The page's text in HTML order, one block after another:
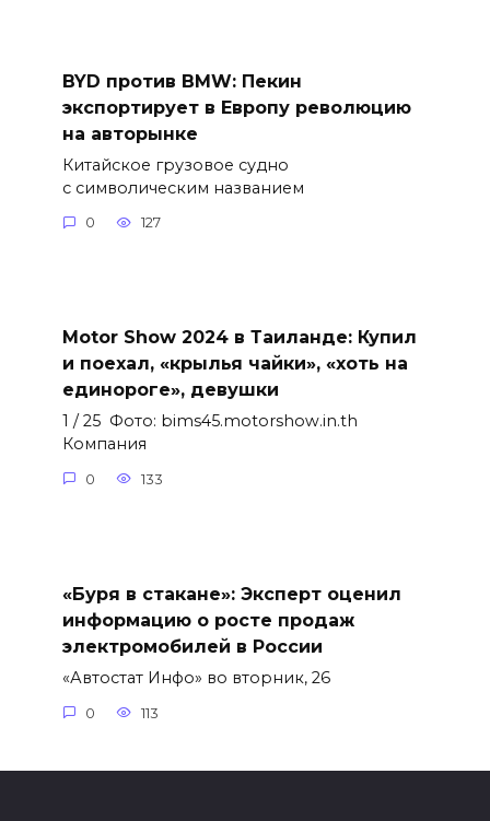
BYD против BMW: Пекин
экспортирует в Европу революцию
на авторынке
Китайское грузовое судно
с символическим названием
0 127
Motor Show 2024 в Таиланде: Купил
и поехал, «крылья чайки», «хоть на
единороге», девушки
1 / 25 Фото: bims45.motorshow.in.th
Компания
0 133
«Буря в стакане»: Эксперт оценил
информацию о росте продаж
электромобилей в России
«Автостат Инфо» во вторник, 26
0 113